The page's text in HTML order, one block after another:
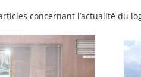
concernant l’actualité du